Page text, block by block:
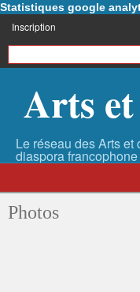
Statistiques google
Inscription
Arts
Photos